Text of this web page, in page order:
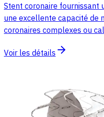
Stent coronaire fournissant
une excellente capacité de
coronaires complexes ou
Voir les détails